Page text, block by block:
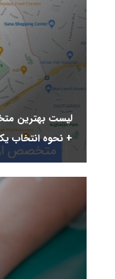
لیست بهترین
+ نحوه